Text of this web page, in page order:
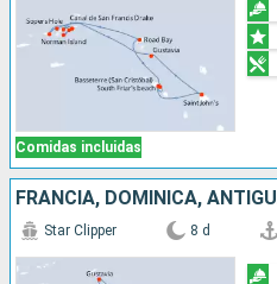
Comidas incluidas
Star Clipper 8 d